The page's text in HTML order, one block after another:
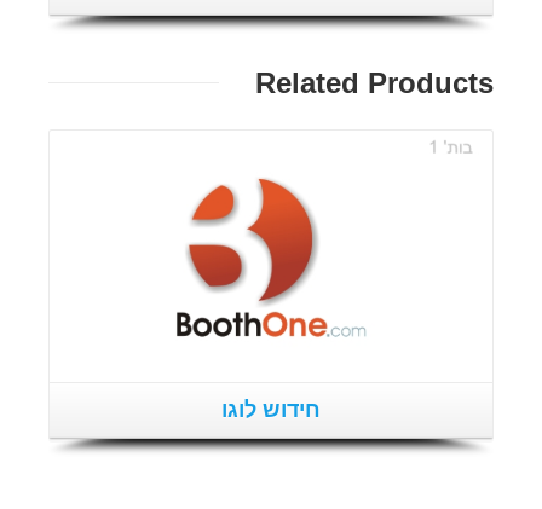
Related Products
חידוש לוגו